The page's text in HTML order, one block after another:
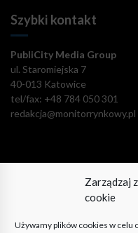
Zarządzaj
cookie
Używamy plików cookies w celu
Szybki kontakt
PubliCity Media Group
ul. Staromiejska 7
40-013 Katowice
tel/fax: +48 784 050 301
redakcja@monitorrynkowy.pl
Pozostańmy w